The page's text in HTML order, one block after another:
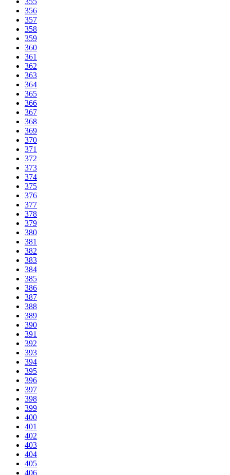
356
357
358
359
360
361
362
363
364
365
366
367
368
369
370
371
372
373
374
375
376
377
378
379
380
381
382
383
384
385
386
387
388
389
390
391
392
393
394
395
396
397
398
399
400
401
402
403
404
405
406